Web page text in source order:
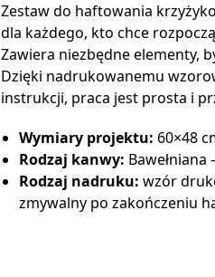
Zestaw do haftowania
dla każdego, kto chce
Zawiera niezbędne elementy,
Dzięki nadrukowanemu
instrukcji, praca jest prosta i
Wymiary projektu: 60×48
Rodzaj kanwy: Bawełniana
Rodzaj nadruku: wzór
zmywalny po zakończeniu